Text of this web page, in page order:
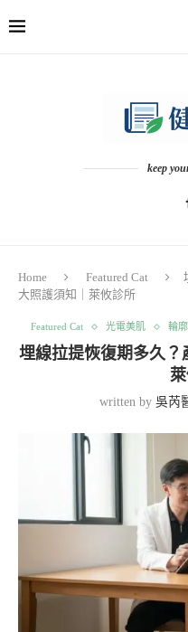
keep
Home Featured Cat
大照護須知｜萊攸診所
Featured Cat 光電美肌 輪
埋線拉提恢復期多久？
written by 吳芮